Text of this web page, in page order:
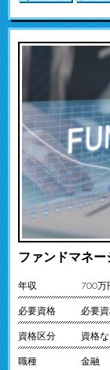
ファンドマネー
年収 700万
必要資格 必要
資格区分 資格な
職種 金融